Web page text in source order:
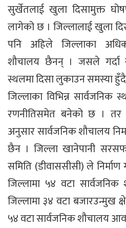
सुर्खेतलाई खुला दिसामुक्त
लागेको छ । जिल्लालाई खुला
पनि अहिले जिल्लाका
शौचालय छैनन् । जसले गर्दा
स्थलमा दिसा लुकाउन समस्या
जिल्लाका विभिन्न सार्वजनिक
रणनीतिसमेत बनेको छ । तर
अनुसार सार्वजनिक शौचालय
छैन । जिल्ला खानेपानी
समिति (डीवाससीसी) ले
जिल्लामा ५४ वटा
जिल्लामा ३४ वटा बजारउन्मुख
५४ वटा सार्वजनिक शौचालय